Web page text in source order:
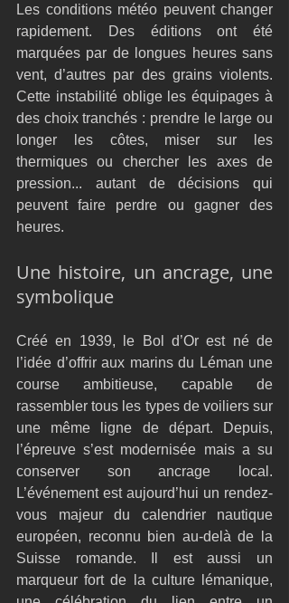
Les conditions météo peuvent changer
rapidement. Des éditions ont été
marquées par de longues heures sans
vent, d’autres par des grains violents.
Cette instabilité oblige les équipages à
des choix tranchés : prendre le large ou
longer les côtes, miser sur les
thermiques ou chercher les axes de
pression... autant de décisions qui
peuvent faire perdre ou gagner des
heures.
Une histoire, un ancrage, une
symbolique
Créé en 1939, le Bol d’Or est né de
l’idée d’offrir aux marins du Léman une
course ambitieuse, capable de
rassembler tous les types de voiliers sur
une même ligne de départ. Depuis,
l’épreuve s’est modernisée mais a su
conserver son ancrage local.
L’événement est aujourd’hui un rendez-
vous majeur du calendrier nautique
européen, reconnu bien au-delà de la
Suisse romande. Il est aussi un
marqueur fort de la culture lémanique,